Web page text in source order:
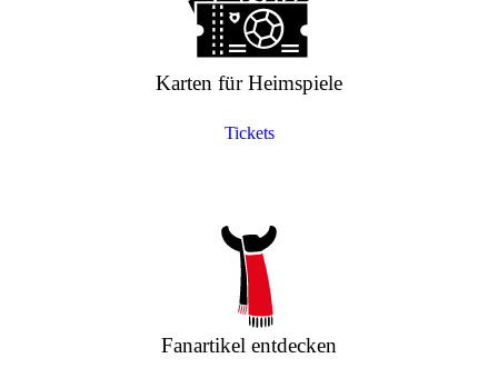
Karten für Heimspiele
Tickets
Fanartikel entdecken